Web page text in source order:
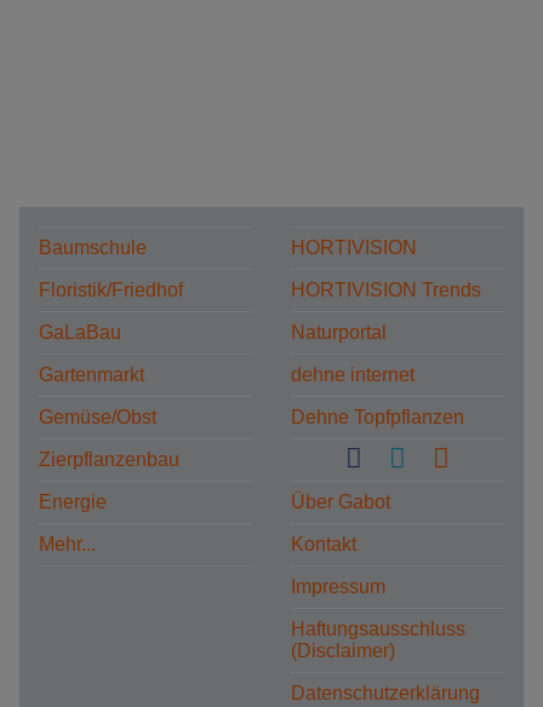
Baumschule
Floristik/Friedhof
GaLaBau
Gartenmarkt
Gemüse/Obst
Zierpflanzenbau
Energie
Mehr...
HORTIVISION
HORTIVISION Trends
Naturportal
dehne internet
Dehne Topfpflanzen
Über Gabot
Kontakt
Impressum
Haftungsausschluss
(Disclaimer)
Datenschutzerklärung